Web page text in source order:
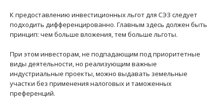
К предоставлению инвестиционных льгот для СЭЗ следует
подходить дифференцированно. Главным здесь должен быть
принцип: чем больше вложения, тем больше льготы.
При этом инвесторам, не подпадающим под приоритетные
виды деятельности, но реализующим важные
индустриальные проекты, можно выдавать земельные
участки без применения налоговых и таможенных
преференций.